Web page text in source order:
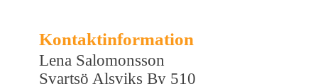
Kontaktinformation
Lena Salomonsson
Svartsö Alsviks By 510